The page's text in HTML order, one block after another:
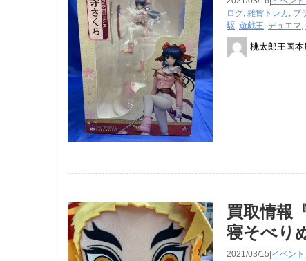
ログ, 雑貨 トレカ , プ
駆, 遊戯王, デュエマ,
桃太郎王国
買取情報
寝そべり
2021/03/15| イベン